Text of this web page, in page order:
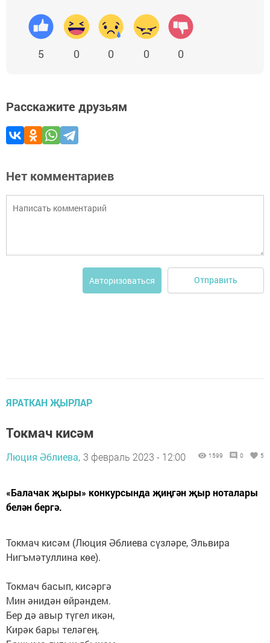
5 0 0 0 0
Расскажите друзьям
Нет комментариев
Авторизоваться Отправить
ЯРАТКАН ҖЫРЛАР
Токмач кисәм
Люция Әблиева, 3 февраль 2023 - 12:00 1599 0 5
«Балачак җыры» конкурсында җиңгән җыр ноталары
белән бергә.
Токмач кисәм (Люция Әблиева сүзләре, Эльвира
Нигъмәтуллина көе).
Токмач басып, кисәргә
Мин әнидән өйрәндем.
Бер дә авыр түгел икән,
Кирәк бары теләгең.